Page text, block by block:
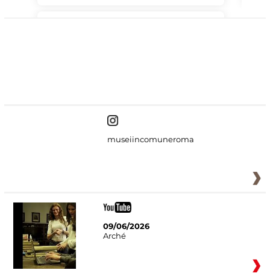
museiincomuneroma
09/06/2026
Arché